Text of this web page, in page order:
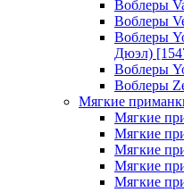
Воблеры
Воблеры
Воблеры
Дюэл)
Воблеры
Воблеры
Мягкие
Мягкие
Мягкие
Мягкие
Мягкие
Мягкие